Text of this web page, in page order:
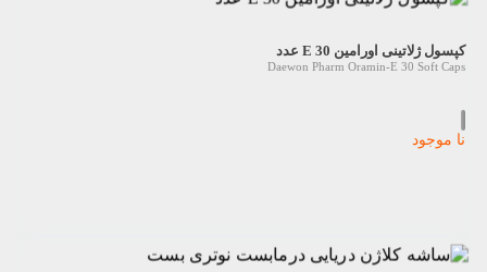
کپسول ژلاتینی اورامین E 30 عدد
Daewon Pharm Oramin-E 30 Soft Caps
نا موجود